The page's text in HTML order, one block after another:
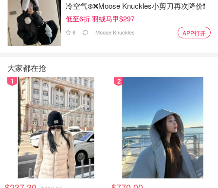
很是保暖～
唯一的缺点就是洗了两次就起球了，不过也不影响他好看～
冷空气❄️❌️Moose Knuckles小剪刀再次降价❗️
低至6折 羽绒马甲$297
8 Moose Knuckles APP打开
大家都在抢
1 2